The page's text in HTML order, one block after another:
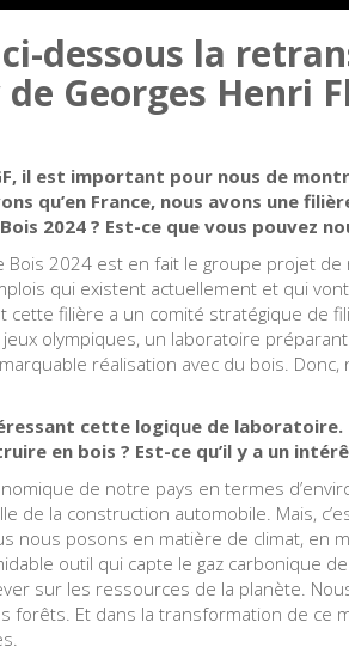
dessous la
Georges Henri
il est important pour nous de
qu’en France, nous avons une
2024 ? Est-ce que vous pouvez
Bois 2024 est en fait le groupe projet
qui existent actuellement et qui
cette filière a un comité stratégique de
olympiques, un laboratoire
réalisation avec du bois.
cette logique de
en bois ? Est-ce qu’il y a un
de notre pays en termes
de la construction automobile. Mais,
nous posons en matière de climat, en
outil qui capte le gaz carbonique
sur les ressources de la planète.
forêts. Et dans la transformation de ce